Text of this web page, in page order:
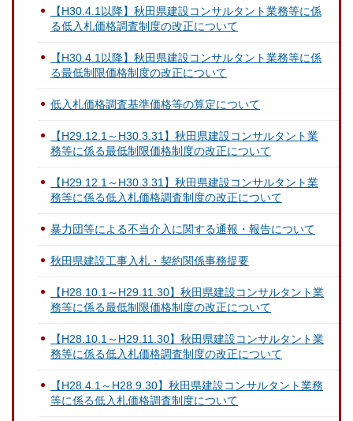
【H30.4.1以降】秋田県建設コンサルタント業務等に係
る低入札価格調査制度の改正について
【H30.4.1以降】秋田県建設コンサルタント業務等に係
る最低制限価格制度の改正について
低入札価格調査基準価格等の算定について
【H29.12.1～H30.3.31】秋田県建設コンサルタント業
務等に係る最低制限価格制度の改正について
【H29.12.1～H30.3.31】秋田県建設コンサルタント業
務等に係る低入札価格調査制度の改正について
暴力団等による不当介入に関する通報・報告について
秋田県建設工事入札・契約関係事務提要
【H28.10.1～H29.11.30】秋田県建設コンサルタント業
務等に係る最低制限価格制度の改正について
【H28.10.1～H29.11.30】秋田県建設コンサルタント業
務等に係る低入札価格調査制度の改正について
【H28.4.1～H28.9.30】秋田県建設コンサルタント業務
等に係る低入札価格調査制度について